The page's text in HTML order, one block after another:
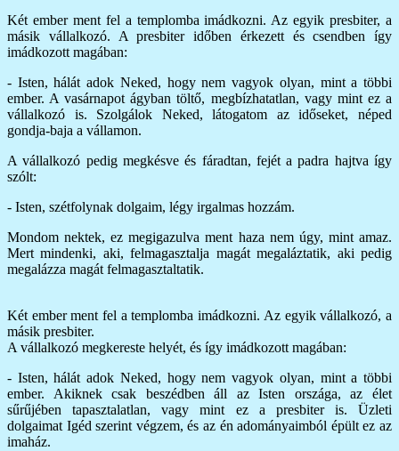
Két ember ment fel a templomba imádkozni. Az egyik presbiter, a
másik vállalkozó. A presbiter időben érkezett és csendben így
imádkozott magában:
- Isten, hálát adok Neked, hogy nem vagyok olyan, mint a többi
ember. A vasárnapot ágyban töltő, megbízhatatlan, vagy mint ez a
vállalkozó is. Szolgálok Neked, látogatom az időseket, néped
gondja-baja a vállamon.
A vállalkozó pedig megkésve és fáradtan, fejét a padra hajtva így
szólt:
- Isten, szétfolynak dolgaim, légy irgalmas hozzám.
Mondom nektek, ez megigazulva ment haza nem úgy, mint amaz.
Mert mindenki, aki, felmagasztalja magát megaláztatik, aki pedig
megalázza magát felmagasztaltatik.
Két ember ment fel a templomba imádkozni. Az egyik vállalkozó, a
másik presbiter.
A vállalkozó megkereste helyét, és így imádkozott magában:
- Isten, hálát adok Neked, hogy nem vagyok olyan, mint a többi
ember. Akiknek csak beszédben áll az Isten országa, az élet
sűrűjében tapasztalatlan, vagy mint ez a presbiter is. Üzleti
dolgaimat Igéd szerint végzem, és az én adományaimból épült ez az
imaház.